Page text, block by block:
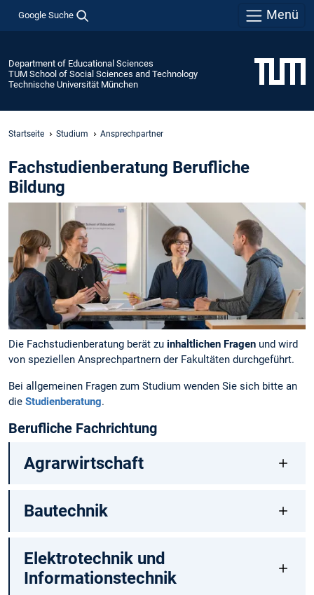
Google Suche Menü
Department of Educational Sciences
TUM School of Social Sciences and Technology
Technische Universität München
Startseite Studium Ansprechpartner
Fachstudienberatung Berufliche
Bildung
Die Fachstudienberatung berät zu inhaltlichen Fragen und wird
von speziellen Ansprechpartnern der Fakultäten durchgeführt.
Bei allgemeinen Fragen zum Studium wenden Sie sich bitte an
die Studienberatung.
Berufliche Fachrichtung
Agrarwirtschaft
Bautechnik
Elektrotechnik und
Informationstechnik